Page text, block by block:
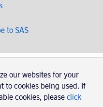
to SAS
8499, SE-195 87
our websites for your
to cookies being used. If
cookies, please click